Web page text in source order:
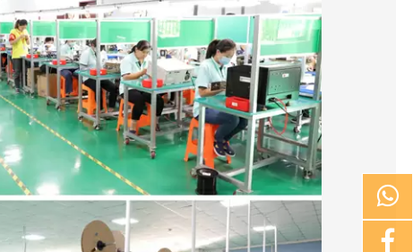

